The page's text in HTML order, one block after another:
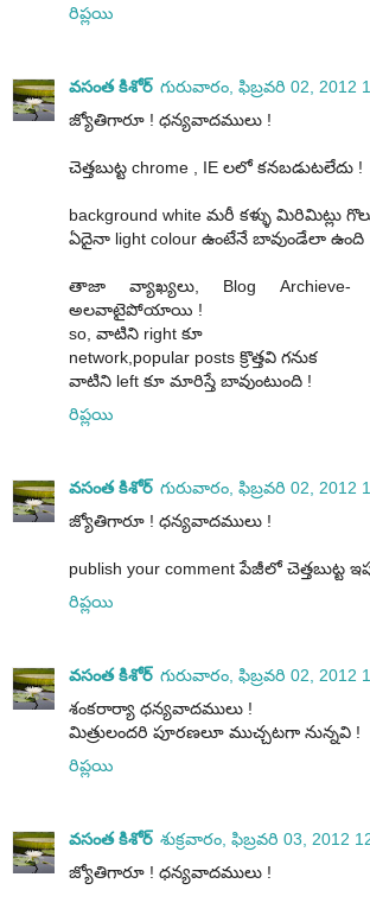
రిప్లయి
వసంత కిశోర్ గురువారం, ఫిబ్రవరి 02, 2012
జ్యోతిగారూ ! ధన్యవాదములు !
చెత్తబుట్ట chrome , IE లలో కనబడుటలేదు !
background white మరీ కళ్ళు మిరిమిట్లు
ఏదైనా light colour ఉంటేనే బావుండేలా ఉంది
తాజా వ్యాఖ్యలు, Blog
అలవాటైపోయాయి !
so, వాటిని right కూ
network,popular posts క్రొత్తవి గనుక
వాటిని left కూ మారిస్తే బావుంటుంది !
రిప్లయి
వసంత కిశోర్ గురువారం, ఫిబ్రవరి 02, 2012
జ్యోతిగారూ ! ధన్యవాదములు !
publish your comment పేజీలో చెత్తబుట్ట
రిప్లయి
వసంత కిశోర్ గురువారం, ఫిబ్రవరి 02, 2012
శంకరార్యా ధన్యవాదములు !
మిత్రులందరి పూరణలూ ముచ్చటగా నున్నవి !
రిప్లయి
వసంత కిశోర్ శుక్రవారం, ఫిబ్రవరి 03, 2012
జ్యోతిగారూ ! ధన్యవాదములు !